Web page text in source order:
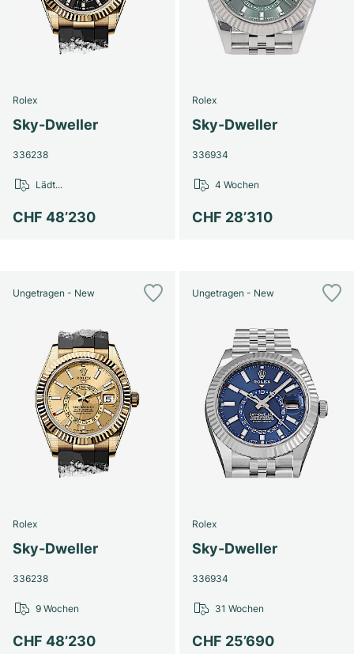
Rolex
Sky-Dweller
336238
CHF 48’230
Lädt...
Rolex
Sky-Dweller
336934
CHF 28’310
4 Wochen
Ungetragen - New
Rolex
Sky-Dweller
336238
CHF 48’230
9 Wochen
Ungetragen - New
Rolex
Sky-Dweller
336934
CHF 25’690
31 Wochen